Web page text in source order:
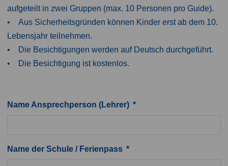
aufgeteilt in zwei Gruppen (max. 10 Personen pro Guide).
• Aus Sicherheitsgründen können Kinder erst ab dem 10.
Lebensjahr teilnehmen.
• Die Besichtigungen werden auf Deutsch durchgeführt.
• Die Besichtigung ist kostenlos.
Name Ansprechperson (Lehrer)
Name der Schule / Ferienpass